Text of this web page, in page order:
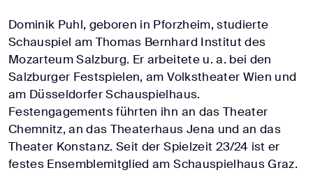
o
n
t
e
n
t
Dominik Puhl, geboren in Pforzheim, studierte
Schauspiel am Thomas Bernhard Institut des
Mozarteum Salzburg. Er arbeitete u. a. bei den
Salzburger Festspielen, am Volkstheater Wien und
am Düsseldorfer Schauspielhaus.
Festengagements führten ihn an das Theater
Chemnitz, an das Theaterhaus Jena und an das
Theater Konstanz. Seit der Spielzeit 23/24 ist er
festes Ensemblemitglied am Schauspielhaus Graz.